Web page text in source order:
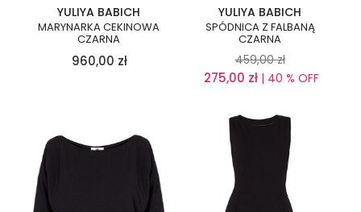
YULIYA BABICH
MARYNARKA CEKINOWA
CZARNA
960,00 zł
YULIYA BABICH
SPÓDNICA Z FALBANĄ
CZARNA
459,00 zł
275,00 zł| 40 % OFF